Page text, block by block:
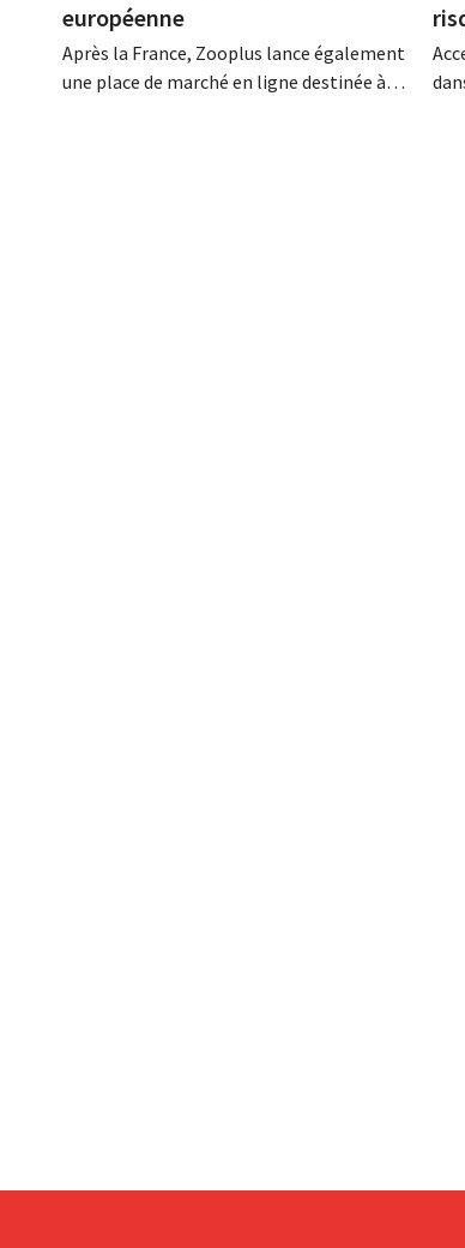
européenne
Après la France, Zooplus lance également
une place de marché en ligne destinée à